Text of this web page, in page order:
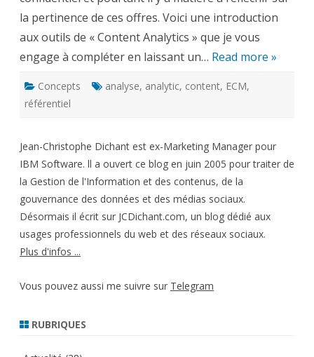
la pertinence de ces offres. Voici une introduction
aux outils de « Content Analytics » que je vous
engage à compléter en laissant un… Read more »
Concepts analyse, analytic, content, ECM,
référentiel
Jean-Christophe Dichant est ex-Marketing Manager pour
IBM Software. ll a ouvert ce blog en juin 2005 pour traiter de
la Gestion de l'Information et des contenus, de la
gouvernance des données et des médias sociaux.
Désormais il écrit sur JCDichant.com, un blog dédié aux
usages professionnels du web et des réseaux sociaux.
Plus d'infos ...
Vous pouvez aussi me suivre sur Telegram
RUBRIQUES